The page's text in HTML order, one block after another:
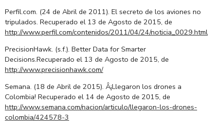
Perfil.com. (24 de Abril de 2011). El secreto de los aviones no
tripulados. Recuperado el 13 de Agosto de 2015, de
http://www.perfil.com/contenidos/2011/04/24/noticia_0029.html
PrecisionHawk. (s.f.). Better Data for Smarter
Decisions.Recuperado el 13 de Agosto de 2015, de
http://www.precisionhawk.com/
Semana. (18 de Abril de 2015). Â¡Llegaron los drones a
Colombia! Recuperado el 14 de Agosto de 2015, de
http://www.semana.com/nacion/articulo/llegaron-los-drones-
colombia/424578-3